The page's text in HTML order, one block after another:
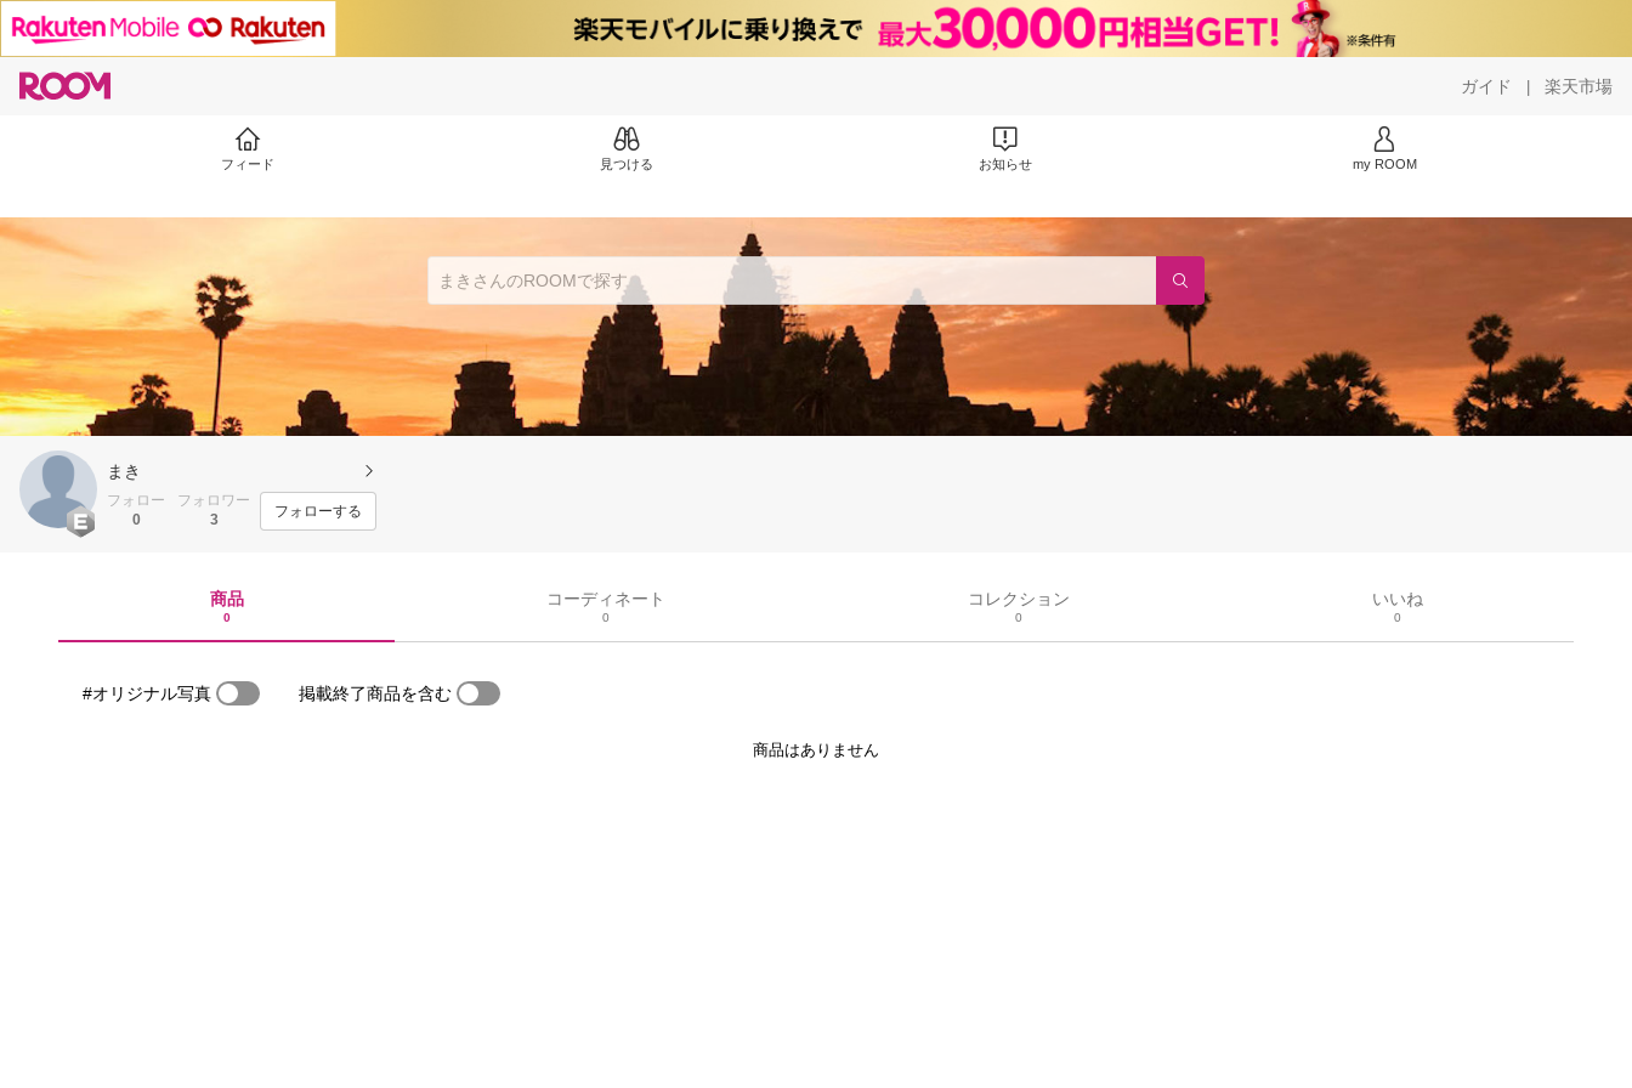
ガイド | 楽天市場
フィード 見つける お知らせ my ROOM
まき
フォロー
0
フォロワー
3
フォローする
商品
0
コーディネート
0
コレクション
0
いいね
0
#オリジナル写真 掲載終了商品を含む
商品はありません